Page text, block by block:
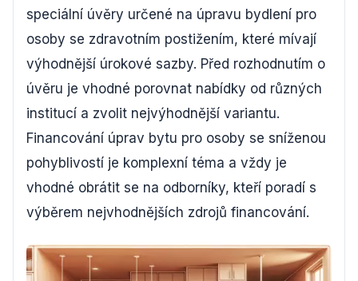
speciální úvěry určené na úpravu bydlení pro
osoby se zdravotním postižením, které mívají
výhodnější úrokové sazby. Před rozhodnutím o
úvěru je vhodné porovnat nabídky od různých
institucí a zvolit nejvýhodnější variantu.
Financování úprav bytu pro osoby se sníženou
pohyblivostí je komplexní téma a vždy je
vhodné obrátit se na odborníky, kteří poradí s
výběrem nejvhodnějších zdrojů financování.